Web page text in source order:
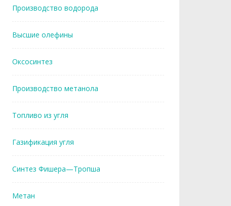
Производство водорода
Высшие олефины
Оксосинтез
Производство метанола
Топливо из угля
Газификация угля
Синтез Фишера—Тропша
Метан